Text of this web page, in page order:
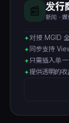
📰 发行
新闻・媒
✦对接 MGID
✦ 同步支持
✦只需插入单
✦提供透明的